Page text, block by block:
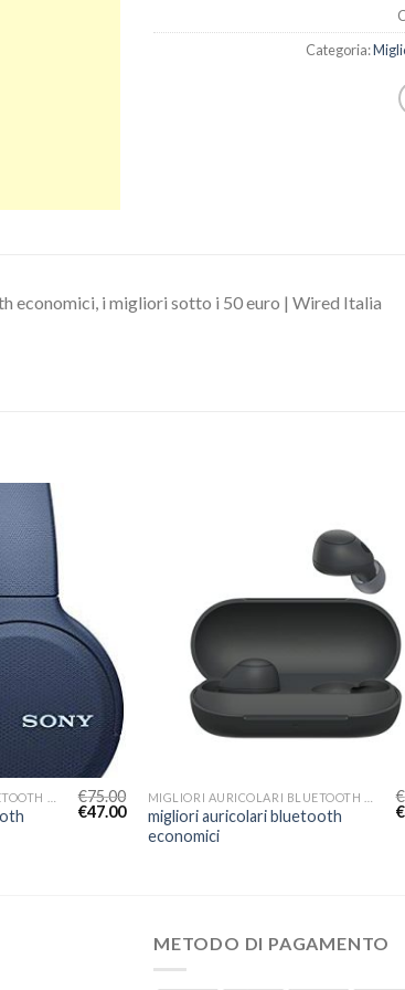
Categoria:
economici, i migliori sotto i 50 euro | Wired Italia
€75.00
€47.00
migliori auricolari bluetooth
economici
€
€
METODO DI PAGAMENTO